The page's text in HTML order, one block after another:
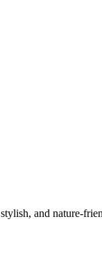
and nature-